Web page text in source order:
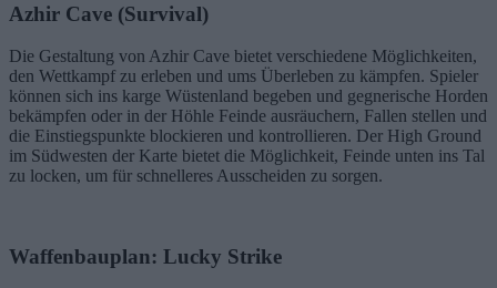
Azhir Cave (Survival)
Die Gestaltung von Azhir Cave bietet verschiedene Möglichkeiten,
den Wettkampf zu erleben und ums Überleben zu kämpfen. Spieler
können sich ins karge Wüstenland begeben und gegnerische Horden
bekämpfen oder in der Höhle Feinde ausräuchern, Fallen stellen und
die Einstiegspunkte blockieren und kontrollieren. Der High Ground
im Südwesten der Karte bietet die Möglichkeit, Feinde unten ins Tal
zu locken, um für schnelleres Ausscheiden zu sorgen.
Waffenbauplan: Lucky Strike